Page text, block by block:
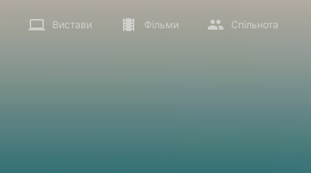
Вистави Фільми Спільнота